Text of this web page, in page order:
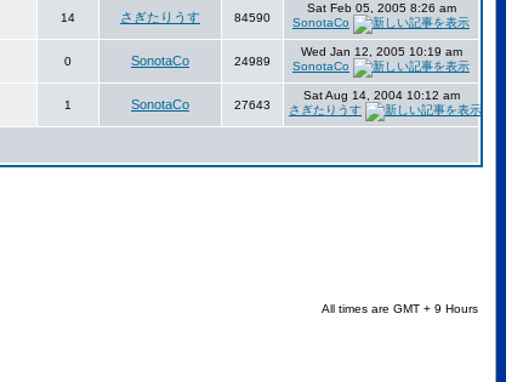
14 さぎたりうす 84590
Sat Feb 05, 2005 8:26 am
SonotaCo
0 SonotaCo 24989
Wed Jan 12, 2005 10:19 am
SonotaCo
1 SonotaCo 27643
Sat Aug 14, 2004 10:12 am
さぎたりうす
All times are GMT + 9 Hours